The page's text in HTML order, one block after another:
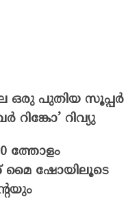
ഒരു പുതിയ സൂപ്പർ
റിങ്കോ’ റിവ്യു
ത്തോളം
മൈ ഷോയിലൂടെ